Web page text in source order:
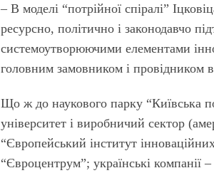
– В моделі “потрійної спіралі”
ресурсно, політично і законодавчо
системоутворюючими елементами
головним замовником і провідником
Що ж до наукового парку “Київська
університет і виробничий сектор
“Європейський інститут
“Євроцентрум”; українські компанії